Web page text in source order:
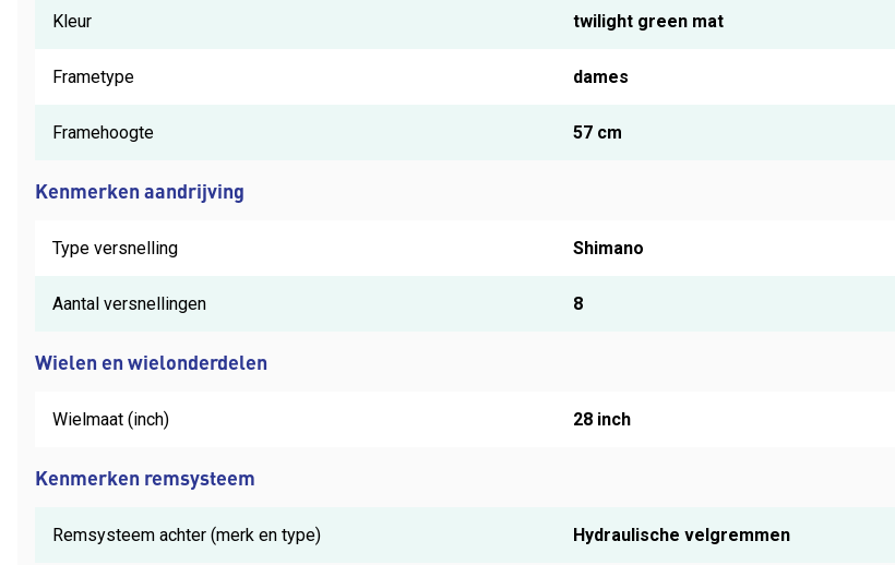
Kleur twilight green mat
Frametype dames
Framehoogte 57 cm
Kenmerken aandrijving
Type versnelling Shimano
Aantal versnellingen 8
Wielen en wielonderdelen
Wielmaat (inch) 28 inch
Kenmerken remsysteem
Remsysteem achter (merk en type) Hydraulische velgremmen